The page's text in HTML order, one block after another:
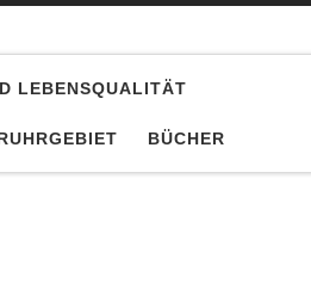
LEBENSQUALITÄT
BÜCHER